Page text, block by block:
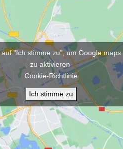
auf "Ich stimme zu", um Google maps
zu aktivieren
Cookie-Richtlinie
Ich stimme zu